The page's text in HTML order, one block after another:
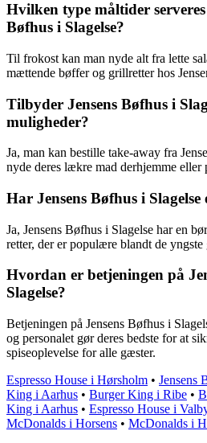
Hvilken type måltider
Bøfhus i Slagelse?
Til frokost kan man nyde alt fra lette
mættende bøffer og grillretter hos
Tilbyder Jensens Bøfhus i
muligheder?
Ja, man kan bestille take-away fra
nyde deres lækre mad derhjemme eller
Har Jensens Bøfhus i
Ja, Jensens Bøfhus i Slagelse har en
retter, der er populære blandt de yngste
Hvordan er betjeningen på
Slagelse?
Betjeningen på Jensens Bøfhus i
og personalet gør deres bedste for at
spiseoplevelse for alle gæster.
Espresso House i Hørsholm • Jensens
King i Aarhus • Burger King i Ribe •
King i Aarhus • Espresso House i
McDonalds i Horsens • McDonalds i